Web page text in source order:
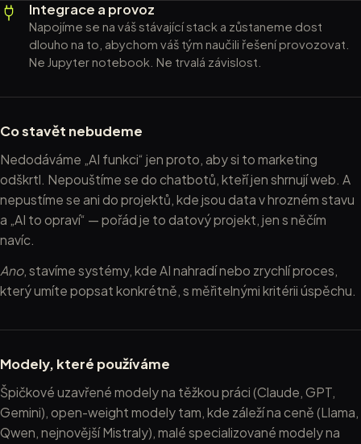
Integrace a provoz
Napojíme se na váš stávající stack a zůstaneme dost
dlouho na to, abychom váš tým naučili řešení provozovat.
Ne Jupyter notebook. Ne trvalá závislost.
Co stavět nebudeme
Nedodáváme „AI funkci“ jen proto, aby si to marketing
odškrtl. Nepouštíme se do chatbotů, kteří jen shrnují web. A
nepustíme se ani do projektů, kde jsou data v hrozném stavu
a „AI to opraví“ — pořád je to datový projekt, jen s něčím
navíc.
Ano, stavíme systémy, kde AI nahradí nebo zrychlí proces,
který umíte popsat konkrétně, s měřitelnými kritérii úspěchu.
Modely, které používáme
Špičkové uzavřené modely na těžkou práci (Claude, GPT,
Gemini), open-weight modely tam, kde záleží na ceně (Llama,
Qwen, nejnovější Mistraly), malé specializované modely na